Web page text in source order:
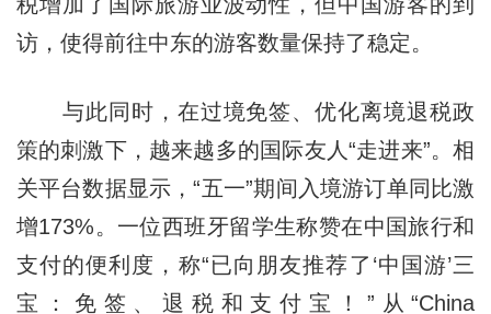
访，使得前往中东的游客数量保持了稳定。
与此同时，在过境免签、优化离境退税政
策的刺激下，越来越多的国际友人“走进来”。相
关平台数据显示，“五一”期间入境游订单同比激
增173%。一位西班牙留学生称赞在中国旅行和
支付的便利度，称“已向朋友推荐了‘中国游’三
宝：免签、退税和支付宝！”从“China